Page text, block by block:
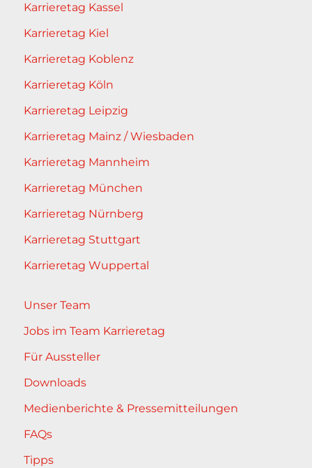
Karrieretag Kassel
Karrieretag Kiel
Karrieretag Koblenz
Karrieretag Köln
Karrieretag Leipzig
Karrieretag Mainz / Wiesbaden
Karrieretag Mannheim
Karrieretag München
Karrieretag Nürnberg
Karrieretag Stuttgart
Karrieretag Wuppertal
Unser Team
Jobs im Team Karrieretag
Für Aussteller
Downloads
Medienberichte & Pressemitteilungen
FAQs
Tipps